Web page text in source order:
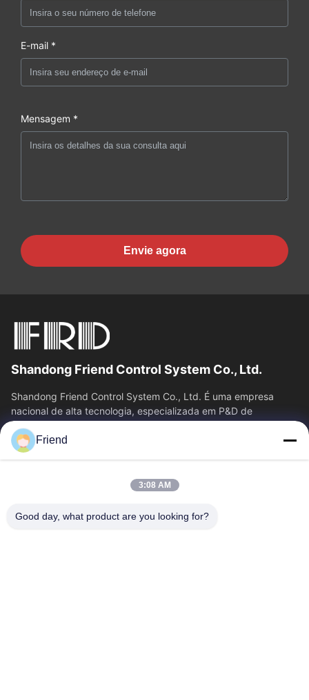
E-mail *
Mensagem *
Envie agora
Shandong Friend Control System Co., Ltd.
Shandong Friend Control System Co., Ltd. É uma empresa
nacional de alta tecnologia, especializada em P&D de
instrumentação, fabricação e...
Relações Rápidas
Quem Somos
Fábrica
Controle De Qualidade
Friend
3:08 AM
Good day, what product are you looking for?